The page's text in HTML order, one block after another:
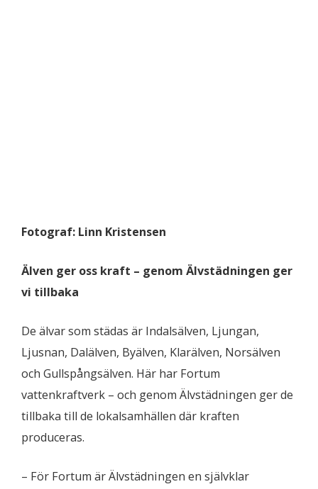
Fotograf: Linn Kristensen
Älven ger oss kraft – genom Älvstädningen ger
vi tillbaka
De älvar som städas är Indalsälven, Ljungan,
Ljusnan, Dalälven, Byälven, Klarälven, Norsälven
och Gullspångsälven. Här har Fortum
vattenkraftverk – och genom Älvstädningen ger de
tillbaka till de lokalsamhällen där kraften
produceras.
– För Fortum är Älvstädningen en självklar